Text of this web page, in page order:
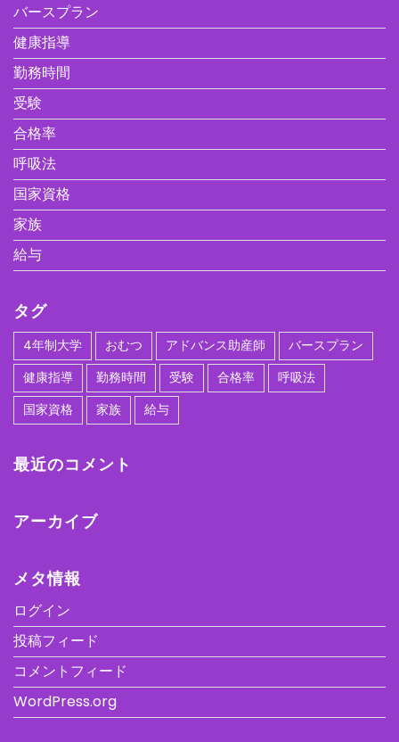
バースプラン
健康指導
勤務時間
受験
合格率
呼吸法
国家資格
家族
給与
タグ
4年制大学 おむつ アドバンス助産師
バースプラン
健康指導
勤務時間 受験 合格率
呼吸法
国家資格
家族 給与
最近のコメント
アーカイブ
メタ情報
ログイン
投稿フィード
コメントフィード
WordPress.org